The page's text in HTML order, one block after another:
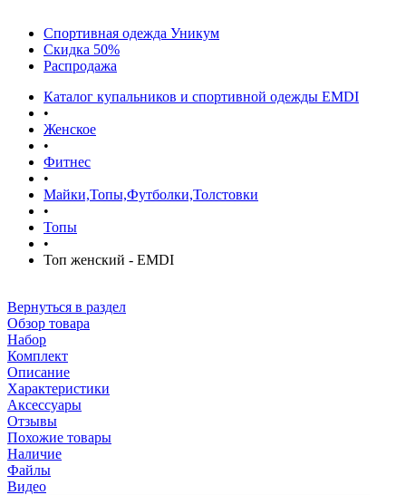
Спортивная одежда Уникум
Скидка 50%
Распродажа
Каталог купальников и спортивной одежды EMDI
•
Женское
•
Фитнес
•
Майки,Топы,Футболки,Толстовки
•
Топы
•
Топ женский - EMDI
Вернуться в раздел
Обзор товара
Набор
Комплект
Описание
Характеристики
Аксессуары
Отзывы
Похожие товары
Наличие
Файлы
Видео